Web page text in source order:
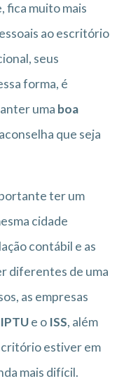
fica muito mais
ao escritório
seus
forma, é
uma boa
que seja
ter um
cidade
contábil e as
diferentes de uma
as empresas
IPTUe o ISS, além
estiver em
mais difícil.